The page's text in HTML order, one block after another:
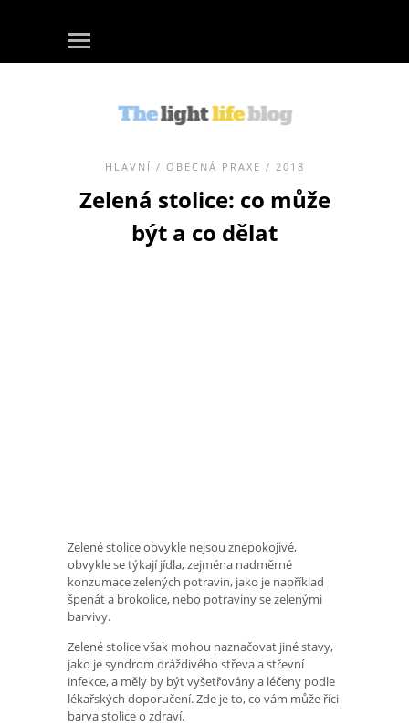
HLAVNÍ / OBECNÁ PRAXE / 2018
Zelená stolice: co může
být a co dělat
Zelené stolice obvykle nejsou znepokojivé,
obvykle se týkají jídla, zejména nadměrné
konzumace zelených potravin, jako je například
špenát a brokolice, nebo potraviny se zelenými
barvivy.
Zelené stolice však mohou naznačovat jiné stavy,
jako je syndrom dráždivého střeva a střevní
infekce, a měly by být vyšetřovány a léčeny podle
lékařských doporučení. Zde je to, co vám může říci
barva stolice o zdraví.